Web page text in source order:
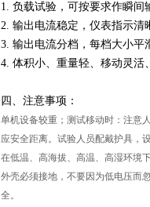
1. 负载试验，可按要求作瞬间
2. 输出电流稳定，仪表指示清
3. 输出电流分档，每档大小平
4. 体积小、重量轻、移动灵活
四、注意事项：
单机设备较重；测试移动时：注意
应安全距离。试验人员配戴护具，
在低温、高海拔、高温、高湿环境
外壳必须接地，不要因为低电压而
全。